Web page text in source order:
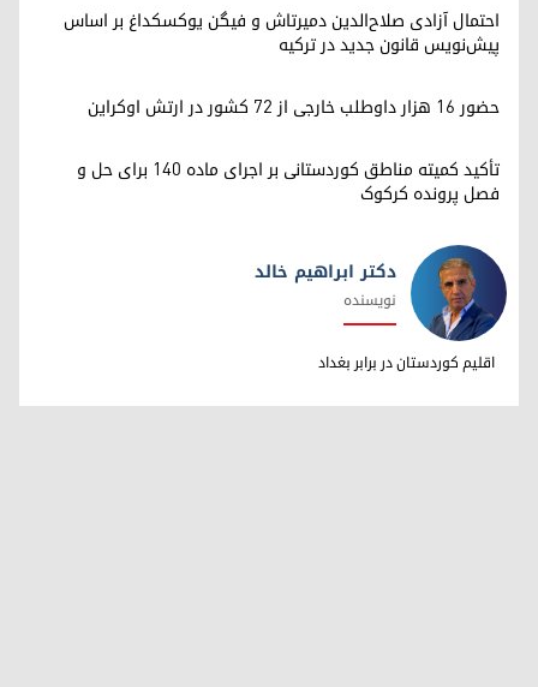
احتمال آزادی صلاح‌الدین دمیرتاش و فیگن یوکسکداغ بر اساس
پیش‌نویس قانون جدید در ترکیه
حضور ۱۶ هزار داوطلب خارجی از ۷۲ کشور در ارتش اوکراین
تأکید کمیته مناطق کوردستانی بر اجرای ماده ۱۴۰ برای حل و
فصل پرونده کرکوک
دکتر ابراهیم خالد
دکتر ابراهیم خالد
نویسنده
اقلیم کوردستان در برابر بغداد